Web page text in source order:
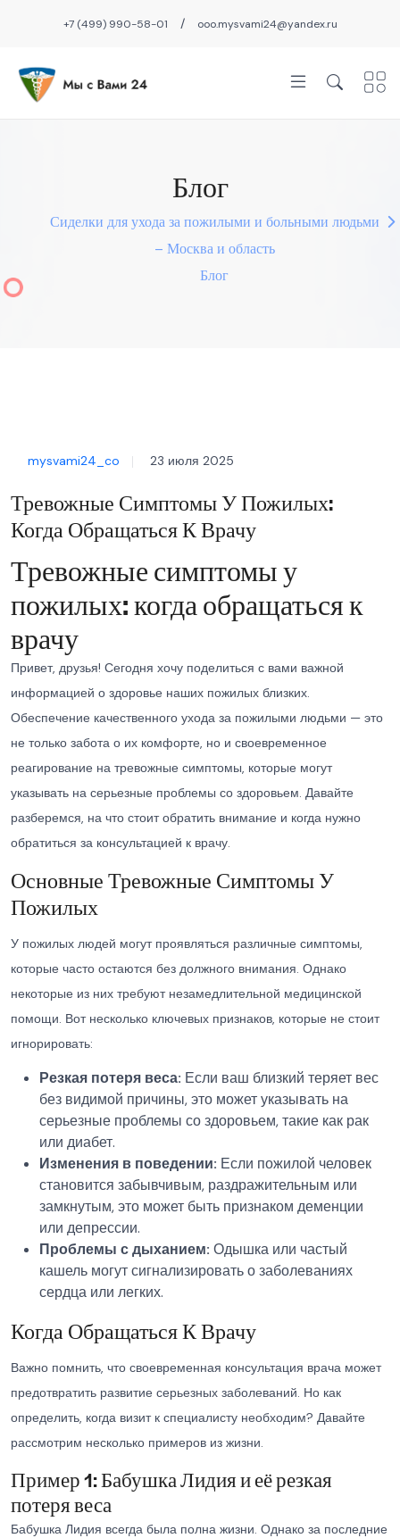
+7 (499) 990-58-01 / ooo.mysvami24@yandex.ru
Блог
Сиделки для ухода за пожилыми и больными людьми
– Москва и область
Блог
mysvami24_co 23 июля 2025
Тревожные Симптомы У Пожилых:
Когда Обращаться К Врачу
Тревожные симптомы у
пожилых: когда обращаться к
врачу
Привет, друзья! Сегодня хочу поделиться с вами важной
информацией о здоровье наших пожилых близких.
Обеспечение качественного ухода за пожилыми людьми — это
не только забота о их комфорте, но и своевременное
реагирование на тревожные симптомы, которые могут
указывать на серьезные проблемы со здоровьем. Давайте
разберемся, на что стоит обратить внимание и когда нужно
обратиться за консультацией к врачу.
Основные Тревожные Симптомы У
Пожилых
У пожилых людей могут проявляться различные симптомы,
которые часто остаются без должного внимания. Однако
некоторые из них требуют незамедлительной медицинской
помощи. Вот несколько ключевых признаков, которые не стоит
игнорировать:
Резкая потеря веса: Если ваш близкий теряет вес
без видимой причины, это может указывать на
серьезные проблемы со здоровьем, такие как рак
или диабет.
Изменения в поведении: Если пожилой человек
становится забывчивым, раздражительным или
замкнутым, это может быть признаком деменции
или депрессии.
Проблемы с дыханием: Одышка или частый
кашель могут сигнализировать о заболеваниях
сердца или легких.
Когда Обращаться К Врачу
Важно помнить, что своевременная консультация врача может
предотвратить развитие серьезных заболеваний. Но как
определить, когда визит к специалисту необходим? Давайте
рассмотрим несколько примеров из жизни.
Пример 1: Бабушка Лидия и её резкая
потеря веса
Бабушка Лидия всегда была полна жизни. Однако за последние